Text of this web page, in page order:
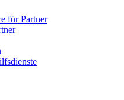
für Partner